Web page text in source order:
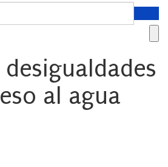
desigualdades
al agua